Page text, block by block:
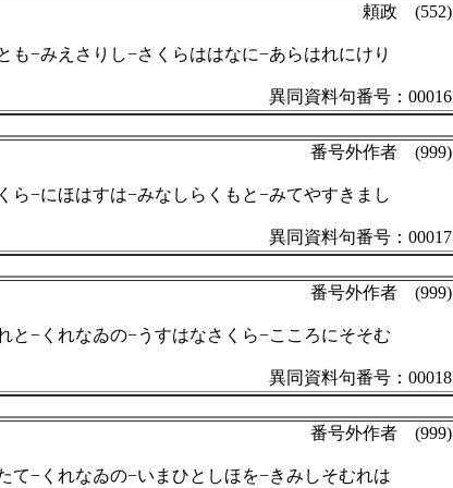
頼政 (552)
も−みえさりし−さくらははなに−あらはれにけり
異同資料句番号：00016
番号外作者 (999)
ら−にほはすは−みなしらくもと−みてやすきまし
異同資料句番号：00017
番号外作者 (999)
と−くれなゐの−うすはなさくら−こころにそそむ
異同資料句番号：00018
番号外作者 (999)
て−くれなゐの−いまひとしほを−きみしそむれは